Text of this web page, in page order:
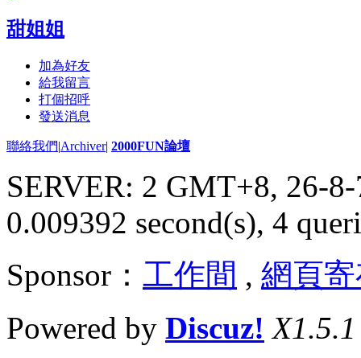
甜姐姐
加為好友
給我留言
打個招呼
發送消息
聯絡我們|Archiver| 2000FUN論壇
SERVER: 2 GMT+8, 26-
0.009392 second(s), 4
Sponsor： 工作間 , 網頁
Powered by Discuz! X1.5.1